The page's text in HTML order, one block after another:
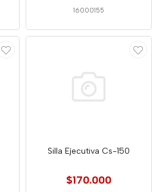
16000155
Silla Ejecutiva Cs-150
$170.000